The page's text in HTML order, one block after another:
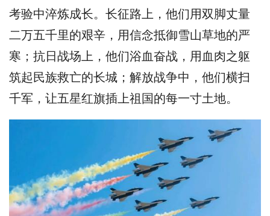
考验中淬炼成长。长征路上，他们用双脚丈量
二万五千里的艰辛，用信念抵御雪山草地的严
寒；抗日战场上，他们浴血奋战，用血肉之躯
筑起民族救亡的长城；解放战争中，他们横扫
千军，让五星红旗插上祖国的每一寸土地。